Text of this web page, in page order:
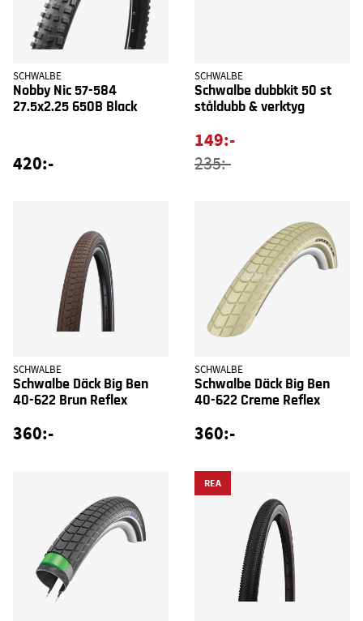
SCHWALBE
Nobby Nic 57-584
27.5x2.25 650B Black
420:-
SCHWALBE
Schwalbe dubbkit 50 st
ståldubb & verktyg
149:-
235:-
SCHWALBE
Schwalbe Däck Big Ben
40-622 Brun Reflex
360:-
SCHWALBE
Schwalbe Däck Big Ben
40-622 Creme Reflex
360:-
REA